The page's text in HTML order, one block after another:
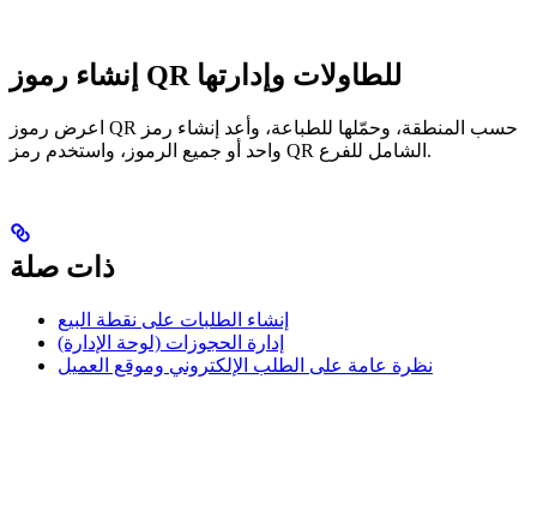
إنشاء رموز QR للطاولات وإدارتها
اعرض رموز QR حسب المنطقة، وحمّلها للطباعة، وأعد إنشاء رمز
واحد أو جميع الرموز، واستخدم رمز QR الشامل للفرع.
ذات صلة
إنشاء الطلبات على نقطة البيع
إدارة الحجوزات (لوحة الإدارة)
نظرة عامة على الطلب الإلكتروني وموقع العميل